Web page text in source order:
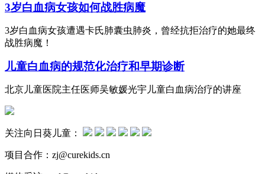
3岁白血病女孩如何战胜病魔
3岁白血病女孩遭遇卡氏肺囊虫肺炎，曾经抗拒治疗的她最终
战胜病魔！
儿童白血病的规范化治疗和早期诊断
北京儿童医院主任医师吴敏媛光宇儿童白血病治疗的讲座
关注向日葵儿童：
项目合作：zj@curekids.cn